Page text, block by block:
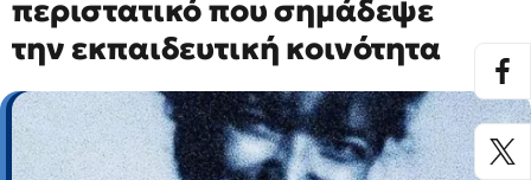
περιστατικό που σημάδεψε
την εκπαιδευτική κοινότητα